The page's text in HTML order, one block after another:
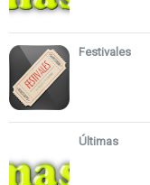
Festivales
Últimas